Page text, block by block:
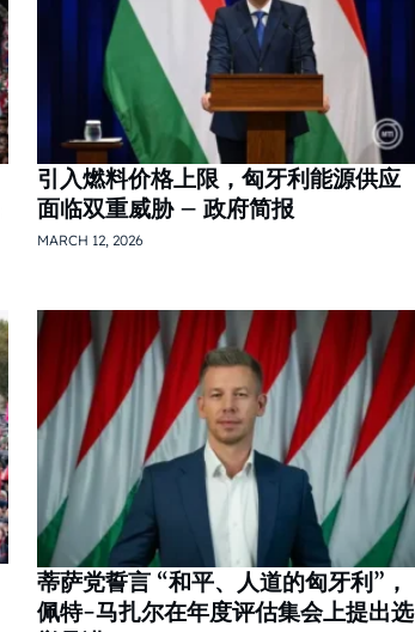
引入燃料价格上限，匈牙利能源供应
面临双重威胁 – 政府简报
MARCH 12, 2026
蒂萨党誓言 “和平、人道的匈牙利”，
佩特-马扎尔在年度评估集会上提出选